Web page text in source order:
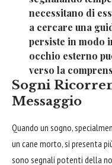
necessitano di
a cercare una
persiste in modo
occhio esterno
verso la
Sogni
Messaggio
Quando un sogno,
un cane morto, si presenta
sono segnali potenti della